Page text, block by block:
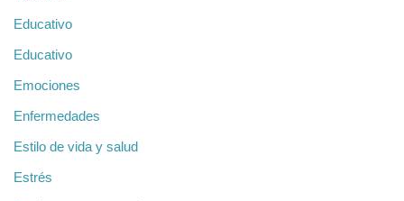
Educativo
Educativo
Emociones
Enfermedades
Estilo de vida y salud
Estrés